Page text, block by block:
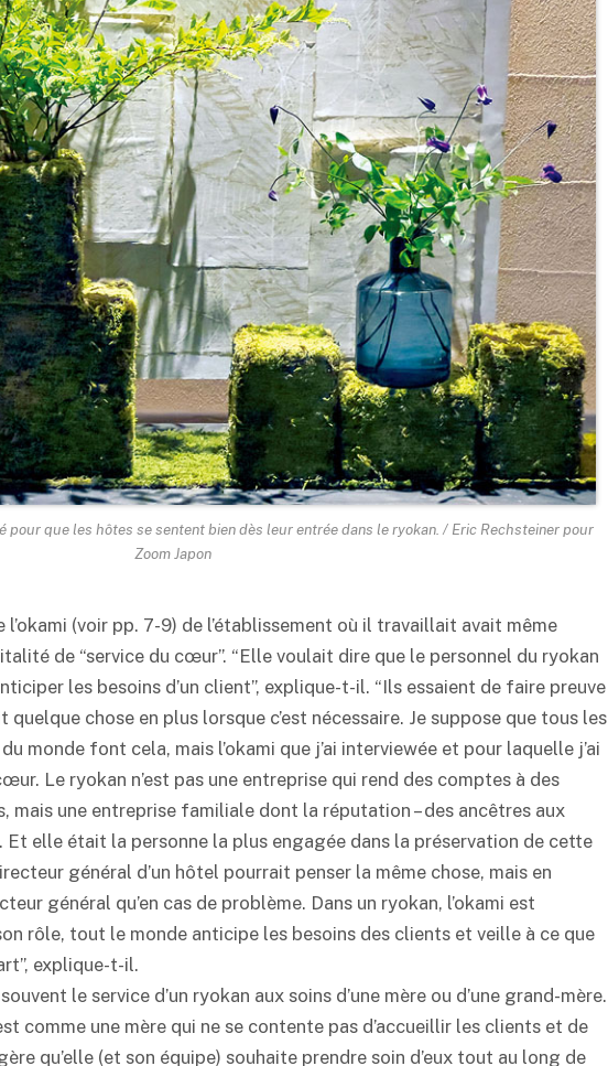
pour que les hôtes se sentent bien dès leur entrée dans leryokan. / Eric Rechsteiner pour
Zoom Japon
(voir pp. 7-9) de l’établissement où il travaillait avait même
de “service du cœur”. “Elle voulait dire que le personnel du ryokan
les besoins d’un client”, explique-t-il. “Ils essaient de faire preuve
chose en plus lorsque c’est nécessaire. Je suppose que tous les
monde font cela, mais l’okami que j’ai interviewée et pour laquelle j’ai
Le ryokan n’est pas une entreprise qui rend des comptes à des
mais une entreprise familiale dont la réputation – des ancêtres aux
Et elle était la personne la plus engagée dans la préservation de cette
général d’un hôtel pourrait penser la même chose, mais en
général qu’en cas de problème. Dans un ryokan, l’okami est
rôle, tout le monde anticipe les besoins des clients et veille à ce que
explique-t-il.
le service d’un ryokan aux soins d’une mère ou d’une grand-mère.
comme une mère qui ne se contente pas d’accueillir les clients et de
qu’elle (et son équipe) souhaite prendre soin d’eux tout au long de